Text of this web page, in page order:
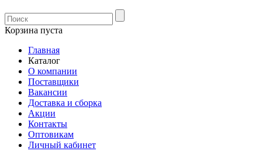
Корзина пуста
Главная
Каталог
О компании
Поставщики
Вакансии
Доставка и сборка
Акции
Контакты
Оптовикам
Личный кабинет